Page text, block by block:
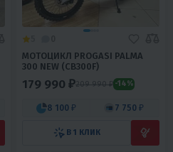
МОТОЦИКЛ PROGASI PALMA
300 NEW (CB300F)
179 990 ₽209 990 ₽ -14%
8 100 ₽ 7 750 ₽
В 1 КЛИК